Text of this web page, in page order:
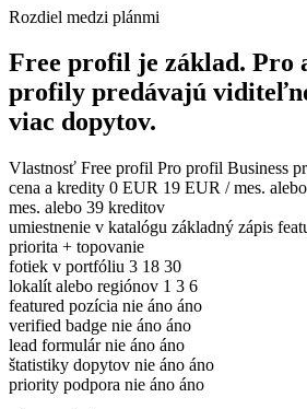
Rozdiel medzi plánmi
Free profil je základ. Pro
profily predávajú
viac dopytov.
Vlastnosť Free profil Pro profil Business
cena a kredity 0 EUR 19 EUR / mes.
mes. alebo 39 kreditov
umiestnenie v katalógu základný zápis
priorita + topovanie
fotiek v portfóliu 3 18 30
lokalít alebo regiónov 1 3 6
featured pozícia nie áno áno
verified badge nie áno áno
lead formulár nie áno áno
štatistiky dopytov nie áno áno
priority podpora nie áno áno